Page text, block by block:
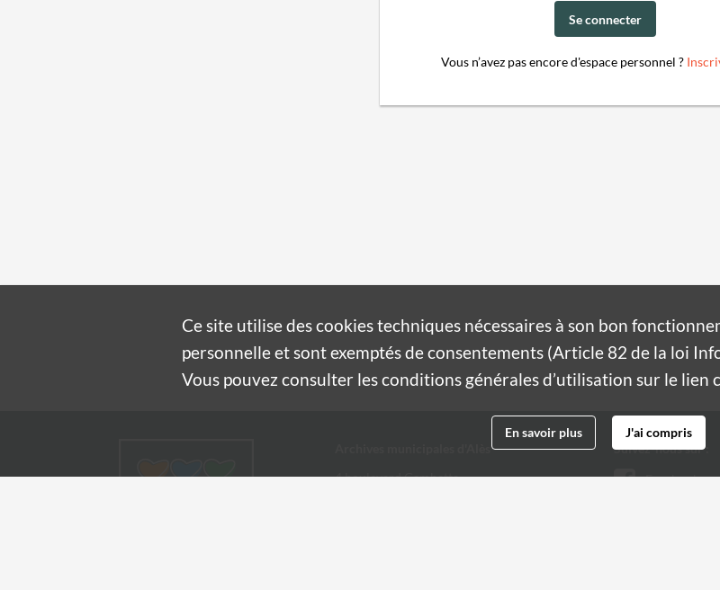
Se connecter
Vous n’avez pas encore d'espace personnel ?
4 boulevard Gambetta
Suivez-nous sur :
Facebook
Ce site utilise descookiestechniques nécessaires à son bon
personnelle et sont exemptés de consentements (Article 82 de la loi
Vous pouvez consulter les conditions générales d’utilisation sur le lien
En savoir plus J'ai compris